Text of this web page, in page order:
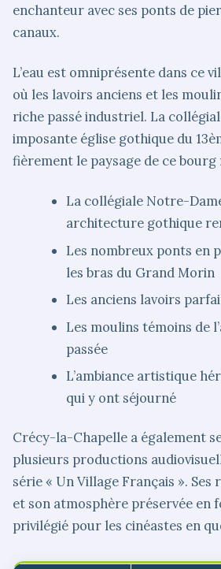
enchanteur avec ses ponts de
canaux.
L’eau est omniprésente dans ce
où les lavoirs anciens et les
riche passé industriel. La
imposante église gothique du
fièrement le paysage de ce bourg
La collégiale Notre-
architecture gothique
Les nombreux ponts en
les bras du Grand Morin
Les anciens lavoirs
Les moulins témoins de
passée
L’ambiance artistique
qui y ont séjourné
Crécy-la-Chapelle a également
plusieurs productions
série « Un Village Français ».
et son atmosphère préservée en
privilégié pour les cinéastes en